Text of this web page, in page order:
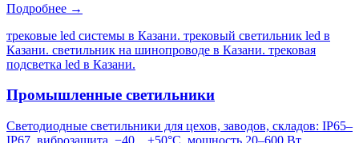
Подробнее →
трековые led системы в Казани. трековый светильник led в
Казани. светильник на шинопроводе в Казани. трековая
подсветка led в Казани.
Промышленные светильники
Светодиодные светильники для цехов, заводов, складов: IP65–
IP67, виброзащита, −40…+50°C, мощность 20–600 Вт.